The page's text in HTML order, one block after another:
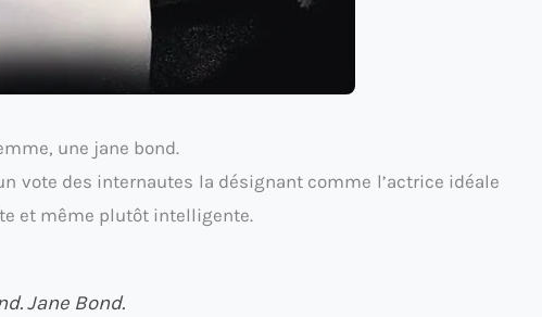
une jane bond.
vote des internautes la désignant comme l’actrice idéale
et même plutôt intelligente.
Jane Bond.